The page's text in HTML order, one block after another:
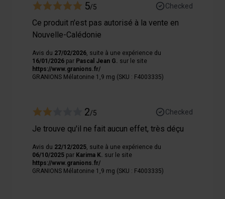
et les annonces, afin de vous offrir des fonctionnalités
relatives aux médias sociaux et de nous permettre une
analyse du trafic. Nous partageons également des
partenaires de médias sociaux, de publicité et analyse,
qui peuvent combiner celles-ci avec des informations
autres que vous leur avez fournies par ailleurs ou
5/5 Checked
Ce produit n'est pas autorisé à la vente en
Nouvelle-Calédonie
Avis du 27/02/2026 , suite à une expérience du
16/01/2026 par Pascal Jean G.
sur le site
https://www.granions.fr/
GRANIONS Mélatonine 1,9 mg (SKU : F4003335)
2/5 Checked
Je trouve qu'il ne fait aucun effet, très déçu
Avis du 22/12/2025 , suite à une expérience du
06/10/2025 par Karima K. sur le site
https://www.granions.fr/
GRANIONS Mélatonine 1,9 mg (SKU : F4003335)